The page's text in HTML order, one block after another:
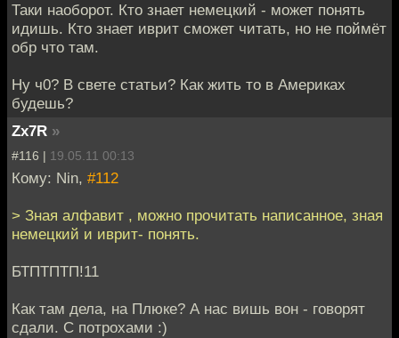
Таки наоборот. Кто знает немецкий - может понять
идишь. Кто знает иврит сможет читать, но не поймёт
обр что там.
Ну ч0? В свете статьи? Как жить то в Америках
будешь?
Zx7R »
#116 | 19.05.11 00:13
Кому: Nin, #112
> Зная алфавит , можно прочитать написанное, зная
немецкий и иврит- понять.
БТПТПТП!11
Как там дела, на Плюке? А нас вишь вон - говорят
сдали. С потрохами :)